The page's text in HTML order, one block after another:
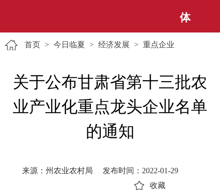
体
首页 > 今日临夏 > 经济发展 > 重点企业
关于公布甘肃省第十三批农
业产业化重点龙头企业名单
的通知
来源：州农业农村局
发布时间：2022-01-29
收藏